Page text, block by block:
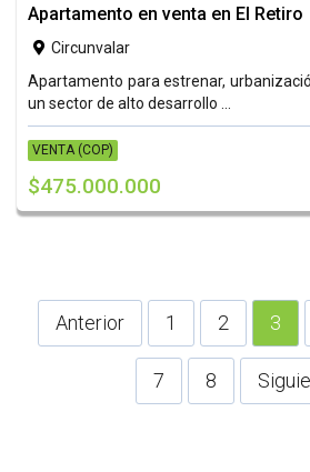
Apartamento en venta en El Retiro
 Circunvalar
Apartamento para estrenar,
un sector de alto desarrollo ...
VENTA (COP)
$475.000.000
Anterior 1 2 3
7 8